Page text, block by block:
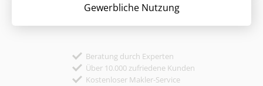
Gewerbliche Nutzung
Beratung durch Experten
Über 10.000 zufriedene Kunden
Kostenloser Makler-Service